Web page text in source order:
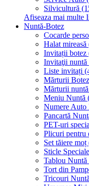
Silvicultură
Afiseaza mai multe
Nuntă-Botez
Cocarde
Halat mireasă
Invitații botez
Invitaţii nuntă
Liste invitați
Mărturii
Mărturii
Meniu Nuntă
Numere Auto
Pancartă
PET-uri
Plicuri pentru
Set tăiere moț
Sticle
Tablou
Tort din
Tricouri